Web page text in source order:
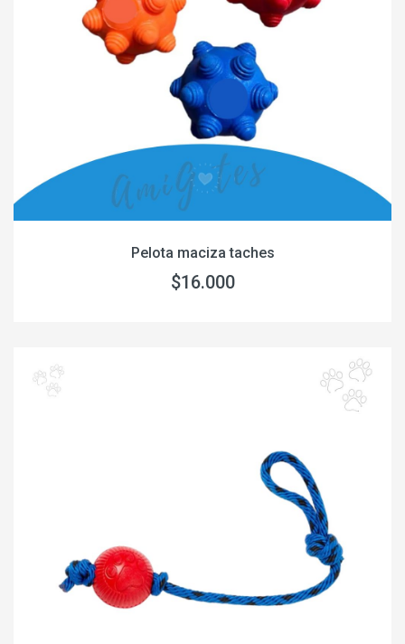
Pelota maciza taches
$16.000